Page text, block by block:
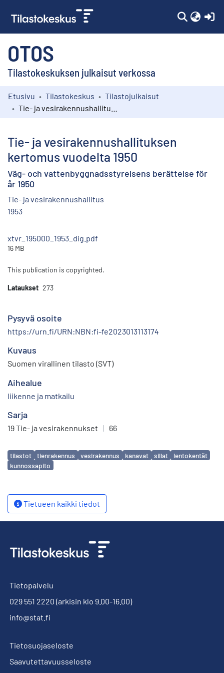
OTOS
Tilastokeskuksen julkaisut verkossa
Kokoelmat
Etusivu Tilastokeskus
Tilastojulkaisut
Tie- ja vesirakennushallituksen
kertomus vuodelta 1950
Väg- och vattenbyggnadsstyrelsens berättelse för
år 1950
Tie- ja vesirakennushallitus
1953
xtvr_195000_1953_dig.pdf
16 MB
This publication is copyrighted.
Lataukset 273
Pysyvä osoite
https://urn.fi/URN:NBN:fi-fe2023013113174
Kuvaus
Suomen virallinen tilasto (SVT)
Aihealue
liikenne ja matkailu
Sarja
19 Tie- ja vesirakennukset | 66
Avainsanat
tilastot tienrakennus vesirakennus kanavat sillat
lentokentät
kunnossapito
Tietueen kaikki tiedot
Tietopalvelu
029 551 2220 (arkisin klo 9.00-16.00)
info@stat.fi
Tietosuojaseloste
Saavutettavuusseloste